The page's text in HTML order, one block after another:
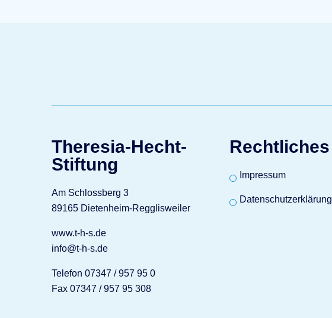
Theresia-Hecht-
Stiftung
Am Schlossberg 3
89165 Dietenheim-Regglisweiler
www.t-h-s.de
info@t-h-s.de
Telefon 07347 / 957 95 0
Fax 07347 / 957 95 308
Rechtliches
Impressum
Datenschutzerklärung